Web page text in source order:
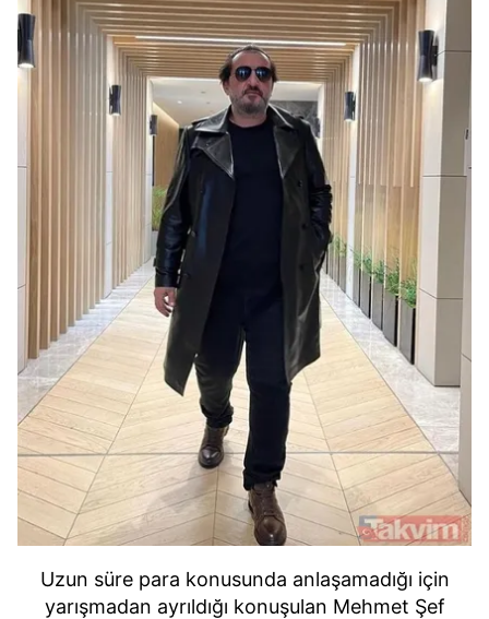
Uzun süre para konusunda anlaşamadığı için
yarışmadan ayrıldığı konuşulan Mehmet Şef